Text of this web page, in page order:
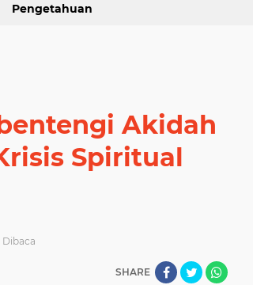
Pengetahuan
Akidah
Spiritual
Dibaca
SHARE